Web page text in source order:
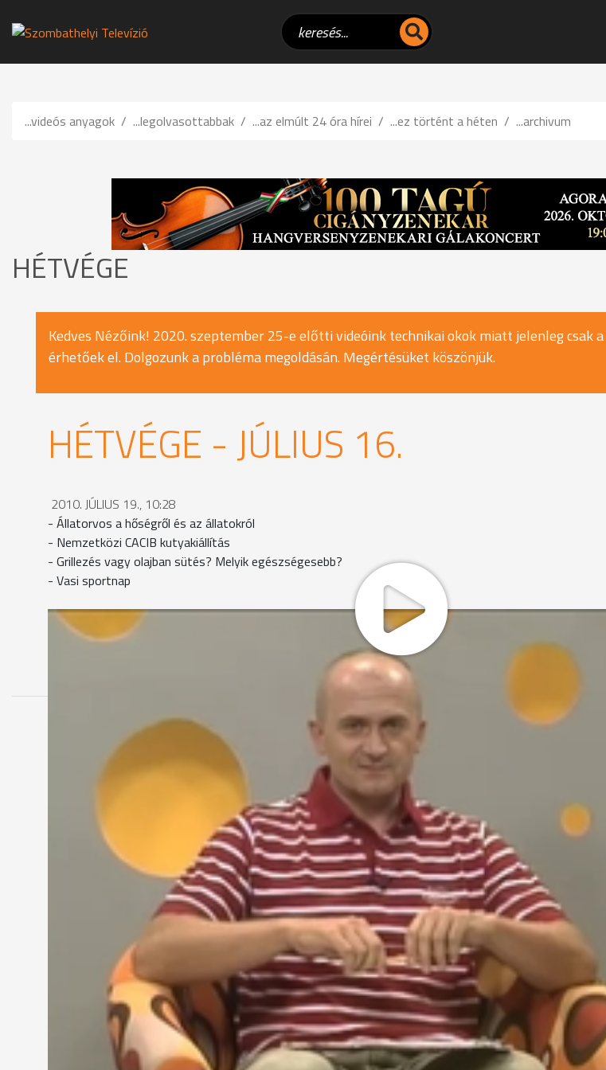
...videós anyagok ...legolvasottabbak ...az elmúlt 24 óra hírei ...ez történt a héten ...archivum
HÉTVÉGE
Kedves Nézőink! 2020. szeptember 25-e előtti videóink technikai okok miatt jelenleg csak a
érhetőek el. Dolgozunk a probléma megoldásán. Megértésüket köszönjük.
HÉTVÉGE - JÚLIUS 16.
2010. JÚLIUS 19., 10:28
- Állatorvos a hőségről és az állatokról
- Nemzetközi CACIB kutyakiállítás
- Grillezés vagy olajban sütés? Melyik egészségesebb?
- Vasi sportnap
MEGOSZTÁS